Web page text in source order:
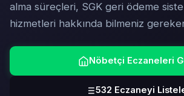
alma süreçleri, SGK geri ödeme
hizmetleri hakkında bilmeniz
Nöbetçi Eczaneleri
532 Eczaneyi